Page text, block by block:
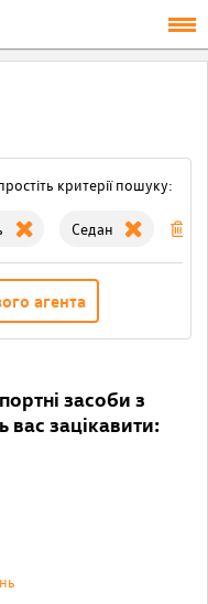
критерії пошуку:
Седан
агента
засоби з
вас зацікавити: